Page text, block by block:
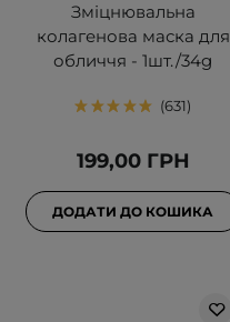
Зміцнювальна
колагенова маска для
обличчя - 1шт./34g
631
199,00 ГРН
ДОДАТИ ДО КОШИКА